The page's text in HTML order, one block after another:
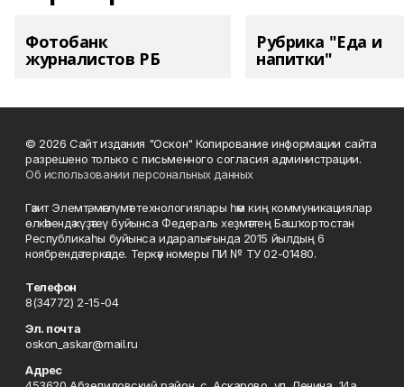
Фотобанк
журналистов РБ
Рубрика "Еда и
напитки"
© 2026 Сайт издания "Оскон" Копирование информации сайта
разрешено только с письменного согласия администрации.
Об использовании персональных данных
Гәзит Элемтә, мәғлүмәт технологиялары һәм киң коммуникациялар
өлкәһендә күҙәтеү буйынса Федераль хеҙмәттең Башҡортостан
Республикаһы буйынса идаралығында 2015 йылдың 6
ноябрендә теркәлде. Теркәү номеры ПИ № ТУ 02-01480.
Телефон
8(34772) 2-15-04
Эл. почта
oskon_askar@mail.ru
Адрес